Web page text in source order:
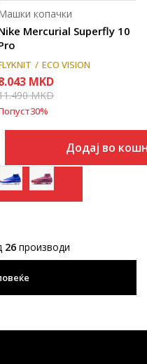
Mercurial Superfly 10
копачки
ECO VISION
MKD
MKD
30%
Додај во
26производи